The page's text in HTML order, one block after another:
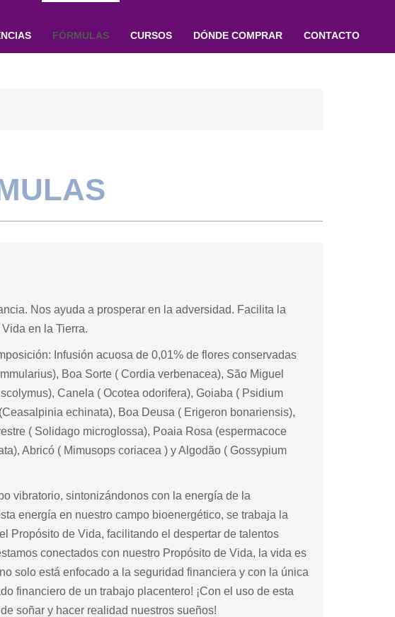
FÓRMULAS CURSOS DÓNDE COMPRAR CONTACTO
Nos ayuda a prosperar en la adversidad. Facilita la
en la Tierra.
Infusión acuosa de 0,01% de flores conservadas
Boa Sorte ( Cordia verbenacea), São Miguel
Canela ( Ocotea odorifera), Goiaba ( Psidium
echinata), Boa Deusa ( Erigeron bonariensis),
( Solidago microglossa), Poaia Rosa (espermacoce
Abricó ( Mimusops coriacea ) y Algodão ( Gossypium
vibratorio, sintonizándonos con la energía de la
energía en nuestro campo bioenergético, se trabaja la
Propósito de Vida, facilitando el despertar de talentos
conectados con nuestro Propósito de Vida, la vida es
solo está enfocado a la seguridad financiera y con la única
financiero de un trabajo placentero! ¡Con el uso de esta
soñar y hacer realidad nuestros sueños!